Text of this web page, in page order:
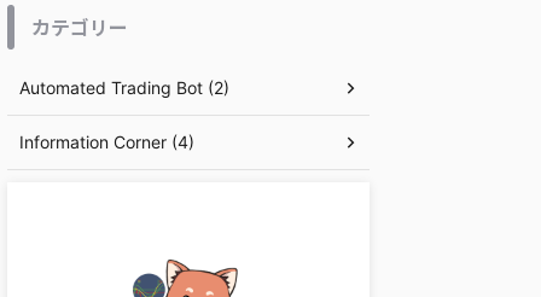
カテゴリー
Automated Trading Bot (2)
Information Corner (4)